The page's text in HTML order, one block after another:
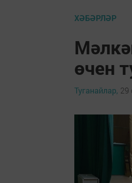
ХӘБӘРЛӘР
өчен
Туганайлар, 29